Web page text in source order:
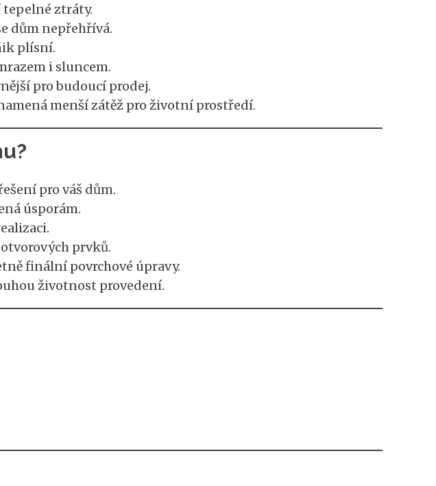
tepelné ztráty.
dům nepřehřívá.
plísní.
i sluncem.
pro budoucí prodej.
menší zátěž pro životní prostředí.
pro váš dům.
úsporám.
prvků.
finální povrchové úpravy.
životnost provedení.